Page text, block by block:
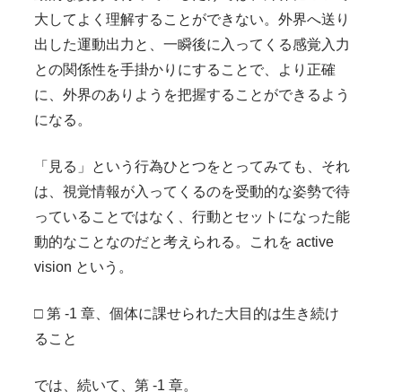
大してよく理解することができない。外界へ送り
出した運動出力と、一瞬後に入ってくる感覚入力
との関係性を手掛かりにすることで、より正確
に、外界のありようを把握することができるよう
になる。
「見る」という行為ひとつをとってみても、それ
は、視覚情報が入ってくるのを受動的な姿勢で待
っていることではなく、行動とセットになった能
動的なことなのだと考えられる。これを active
vision という。
□ 第 -1 章、個体に課せられた大目的は生き続け
ること
では、続いて、第 -1 章。